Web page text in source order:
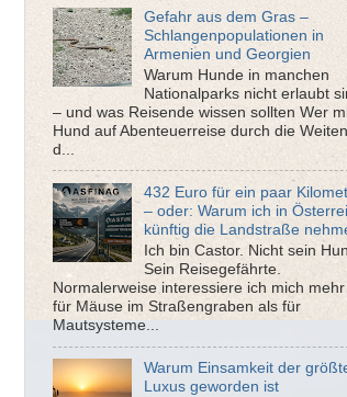
Gefahr aus dem Gras –
Schlangenpopulationen in
Armenien und Georgien
Warum Hunde in manchen
Nationalparks nicht erlaubt
– und was Reisende wissen sollten Wer
Hund auf Abenteuerreise durch die Weiten
d...
432 Euro für ein paar
– oder: Warum ich in
künftig die Landstraße
Ich bin Castor. Nicht sein
Sein Reisegefährte.
Normalerweise interessiere ich mich mehr
für Mäuse im Straßengraben als für
Mautsysteme...
Warum Einsamkeit der
Luxus geworden ist